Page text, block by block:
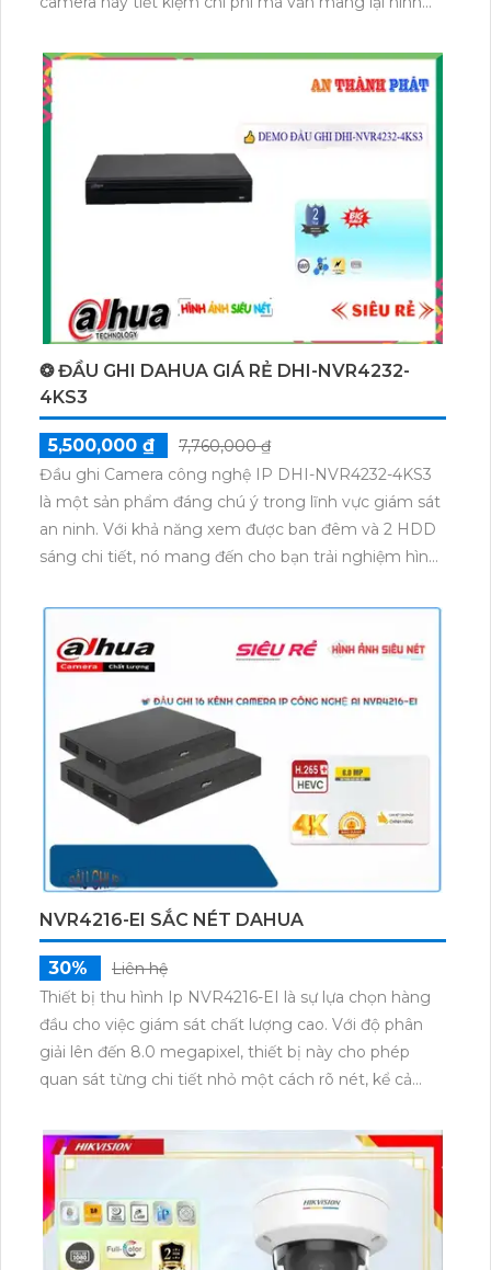
minh Smart IR, camera này cung cấp hình ảnh sắc
nét vào ban đêm với khoảng cách hồng ngoại lên
đến 30m. Với khả năng giám sát phù hợp, nó là một
lựa chọn tuyệt vời cho các cửa hàng, gia đình và căn
hộ. Với thiết kế Dome Kim Loại và tích hợp công
nghệ mới IP Wifi, camera này dễ dàng tích hợp với
nhiều hệ thống khác nhau. Đặc biệt, chức năng thu
âm và loa cũng là một điểm đáng quan tâm khi sử
❂ ĐẦU GHI DAHUA GIÁ RẺ DHI-NVR4232-
4KS3
5,500,000 ₫
7,760,000 ₫
Đầu ghi Camera công nghệ IP DHI-NVR4232-4KS3
là một sản phẩm đáng chú ý trong lĩnh vực giám sát
an ninh. Với khả năng xem được ban đêm và 2 HDD
sáng chi tiết, nó mang đến cho bạn trải nghiệm hình
phẩm được thiết kế với công nghệ mới nhất là IP,
cho phép dễ dàng tích hợp với nhiều hệ thống khác.
Với 32 kênh ghi hình, đầu ghi này có khả năng ghi lại
tất cả các góc nhìn để bạn không bỏ lỡ bất kỳ chi tiết
quan trọng nào.Ngoài ra, đầu ghi còn có chức năng
ưu việt là công nghệ AI, báo động thông minh giúp
hạn chế các báo động giả. Điều này giúp bạn nhận
biết chính xác các tình huống nguy hiểm và phản
ứng kịp thời.Sản phẩm còn hỗ trợ eSATA, cho phép
bạn mở rộng không gian lưu trữ dữ liệu nếu cần thiết.
Tất cả những tính năng ưu việt này đã được thiết kế
trong một sản phẩm mỹ thuật, tạo nên sự hoàn hảo
cho đầu ghi Camera IP DHI-NVR4232-4KS3.
NVR4216-EI SẮC NÉT DAHUA
30%
Liên hệ
Thiết bị thu hình Ip NVR4216-EI là sự lựa chọn hàng
đầu cho việc giám sát chất lượng cao. Với độ phân
giải lên đến 8.0 megapixel, thiết bị này cho phép
quan sát từng chi tiết nhỏ một cách rõ nét, kể cả
đêm, 2 HDD và công nghệ IP tiên tiến, NVR4216-EI
đáp ứng mọi yêu cầu giám sát cho các công trình
lớn. Đầu ghi 16 kênh tích hợp công nghệ AI, mang lại
hiệu suất cao và ổn định, phù hợp cho nhiều loại
công trình khác nhau.